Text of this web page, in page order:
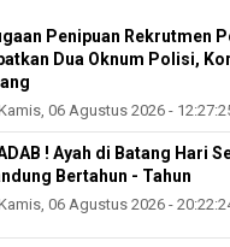
Penipuan Rekrutmen
Dua Oknum Polisi,
06 Agustus 2026 -
! Ayah di Batang Hari
Bertahun - Tahun
06 Agustus 2026 -